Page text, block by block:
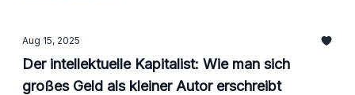
Aug 15, 2025
Der intellektuelle Kapitalist: Wie man sich
großes Geld als kleiner Autor erschreibt